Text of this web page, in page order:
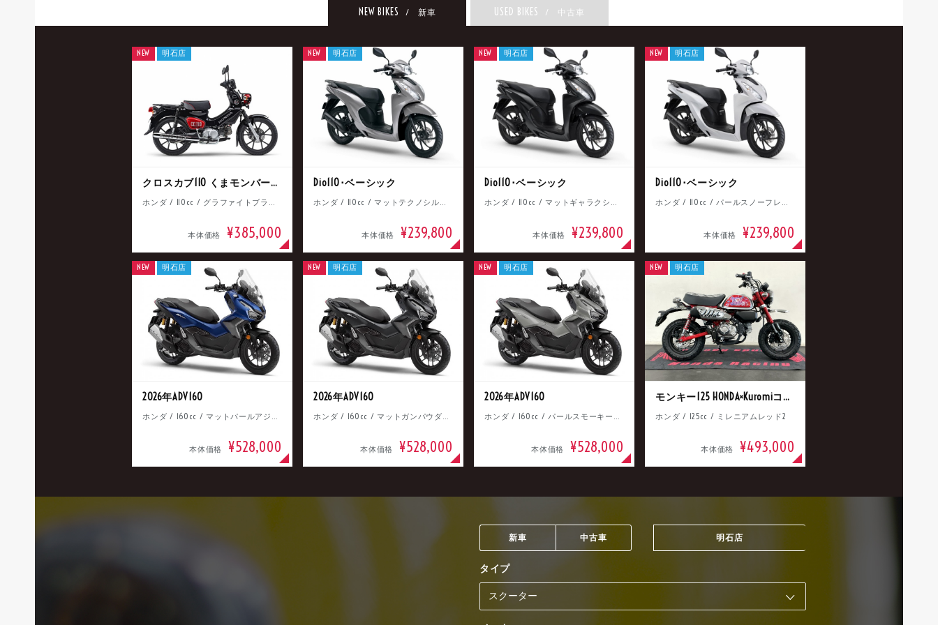
NEW BIKES / 新車 USED BIKES / 中古車
クロスカブ110 くまモンバージョン
ホンダ / 110cc / グラファイトブラック
本体価格 ¥385,000
NEW 明石店
Dio110･ベーシック
ホンダ / 110cc / マットテクノシルバーメタリック
本体価格 ¥239,800
NEW 明石店
Dio110･ベーシック
ホンダ / 110cc / マットギャラクシーブラックメタリック
本体価格 ¥239,800
NEW 明石店
Dio110･ベーシック
ホンダ / 110cc / パールスノーフレークホワイト
本体価格 ¥239,800
NEW 明石店
2026年ADV160
ホンダ / 160cc / マットパールアジャイルブルー
本体価格 ¥528,000
NEW 明石店
2026年ADV160
ホンダ / 160cc / マットガンパウダーブラックメタリック
本体価格 ¥528,000
NEW 明石店
2026年ADV160
ホンダ / 160cc / パールスモーキーグレー
本体価格 ¥528,000
NEW 明石店
モンキー125 HONDA×Kuromiコラボ
ホンダ / 125cc / ミレニアムレッド2
本体価格 ¥493,000
NEW 明石店
新車 中古車 明石店
タイプ